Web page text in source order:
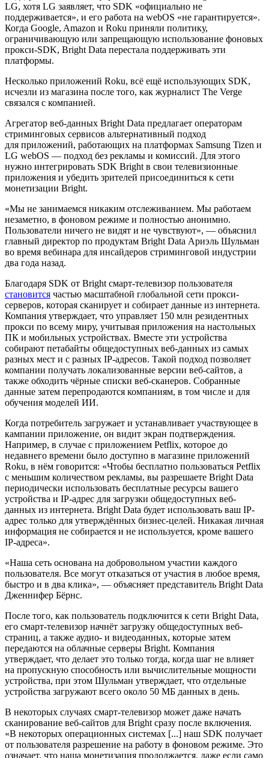
LG, хотя LG заявляет, что SDK «официально не
поддерживается», и его работа на webOS «не гарантируется».
Когда Google, Amazon и Roku приняли политику,
ограничивающую или запрещающую использование фоновых
прокси-SDK, Bright Data перестала поддерживать эти
платформы.
Несколько приложений Roku, всё ещё использующих SDK,
исчезли из магазина после того, как журналист The Verge
связался с компанией.
Агрегатор веб‑данных Bright Data предлагает операторам
стриминговых сервисов альтернативный подход
для приложений, работающих на платформах Samsung Tizen и
LG webOS — подход без рекламы и комиссий. Для этого
нужно интегрировать SDK Bright в свои телевизионные
приложения и убедить зрителей присоединиться к сети
монетизации Bright.
«Мы не занимаемся никаким отслеживанием. Мы работаем
незаметно, в фоновом режиме и полностью анонимно.
Пользователи ничего не видят и не чувствуют», — объяснил
главный директор по продуктам Bright Data Ариэль Шульман
во время вебинара для инсайдеров стриминговой индустрии
два года назад.
Благодаря SDK от Bright смарт-телевизор пользователя
становится частью масштабной глобальной сети прокси-
серверов, которая сканирует и собирает данные из интернета.
Компания утверждает, что управляет 150 млн резидентных
прокси по всему миру, учитывая приложения на настольных
ПК и мобильных устройствах. Вместе эти устройства
собирают петабайты общедоступных веб-данных из самых
разных мест и с разных IP-адресов. Такой подход позволяет
компании получать локализованные версии веб-сайтов, а
также обходить чёрные списки веб-сканеров. Собранные
данные затем перепродаются компаниям, в том числе и для
обучения моделей ИИ.
Когда потребитель загружает и устанавливает участвующее в
кампании приложение, он видит экран подтверждения.
Например, в случае с приложением Petflix, которое до
недавнего времени было доступно в магазине приложений
Roku, в нём говорится: «Чтобы бесплатно пользоваться Petflix
с меньшим количеством рекламы, вы разрешаете Bright Data
периодически использовать бесплатные ресурсы вашего
устройства и IP-адрес для загрузки общедоступных веб-
данных из интернета. Bright Data будет использовать ваш IP-
адрес только для утверждённых бизнес-целей. Никакая личная
информация не собирается и не используется, кроме вашего
IP-адреса».
«Наша сеть основана на добровольном участии каждого
пользователя. Все могут отказаться от участия в любое время,
быстро и в два клика», — объясняет представитель Bright Data
Дженнифер Бёрнс.
После того, как пользователь подключится к сети Bright Data,
его смарт-телевизор начнёт загрузку общедоступных веб-
страниц, а также аудио- и видеоданных, которые затем
передаются на облачные серверы Bright. Компания
утверждает, что делает это только тогда, когда шаг не влияет
на пропускную способность или вычислительные мощности
устройства, при этом Шульман утверждает, что отдельные
устройства загружают всего около 50 МБ данных в день.
В некоторых случаях смарт-телевизор может даже начать
сканирование веб-сайтов для Bright сразу после включения.
«В некоторых операционных системах [...] наш SDK получает
от пользователя разрешение на работу в фоновом режиме. Это
означает, что наша монетизация продолжается, даже если само